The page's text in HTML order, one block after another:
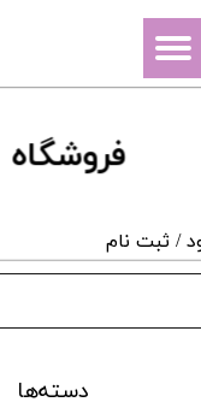
فروشگاه
/ ثبت نام
حساب کاربری من
سفارشات
دسته‌ها